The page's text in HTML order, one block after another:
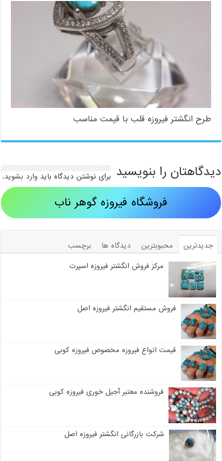
طرح انگشتر فیروزه قلب با قیمت مناسب
دیدگاهتان را بنویسید برای نوشتن دیدگاه باید وارد بشوید.
فروشگاه فیروزه گوهر ناب
جدیدترین محبوبترین دیدگاه ها
برچسب
مرکز فروش انگشتر فیروزه اسپرت
فروش مستقیم انگشتر فیروزه اصل
قیمت انواع فیروزه مخصوص فیروزه کوبی
فروشنده معتبر آجیل خوری فیروزه کوبی
شرکت بازرگانی انگشتر فیروزه اصل